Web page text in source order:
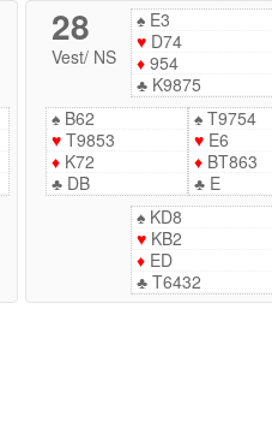
28
Vest/ NS
♠ E3
♥ D74
♦ 954
♣ K9875
♠B62
♥T9853
♦K72
♣DB
♠ T9754
♥ E6
♦ BT863
♣ E
♠ KD8
♥ KB2
♦ ED
♣ T6432